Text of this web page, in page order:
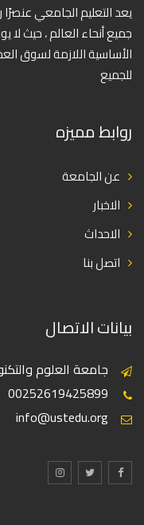
يعد التعليم الجامعي
جميع أنحاء العالم ، حيث لا
الأساسية اللازمة لسوق
للجميع
روابط مميزه
عن الجامعة
الاخبار
الاحداث
اتصل بنا
بيانات الاتصال
جامعة العلوم
00252619425899
info@ustedu.org